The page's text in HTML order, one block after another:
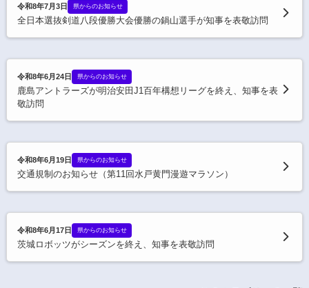
令和8年7月3日 県からのお知らせ
全日本選抜剣道八段優勝大会優勝の鍋山選手が知事を表敬訪問
令和8年6月24日 県からのお知らせ
鹿島アントラーズが明治安田J1百年構想リーグを終え、知事を表
敬訪問
令和8年6月19日 県からのお知らせ
交通規制のお知らせ（第11回水戸黄門漫遊マラソン）
令和8年6月17日 県からのお知らせ
茨城ロボッツがシーズンを終え、知事を表敬訪問